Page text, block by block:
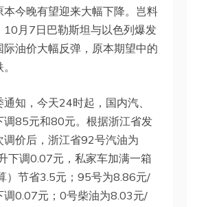
本今晚有望迎来大幅下降。岂料
10月7日巴勒斯坦与以色列爆发
际油价大幅反弹，原本期望中的
知，今天24时起，国内汽、
调85元和80元。根据浙江省发
调价后，浙江省92号汽油为
下调0.07元，私家车加满一箱
）节省3.5元；95号为8.86元/
调0.07元；0号柴油为8.03元/